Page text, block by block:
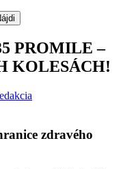
PROMILE –
KOLESÁCH!
zdravého